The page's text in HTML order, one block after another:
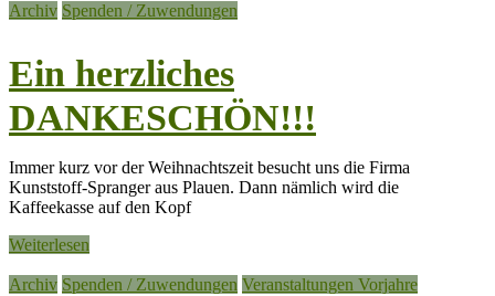
Archiv Spenden / Zuwendungen
Ein herzliches
DANKESCHÖN!!!
Immer kurz vor der Weihnachtszeit besucht uns die Firma
Kunststoff-Spranger aus Plauen. Dann nämlich wird die
Kaffeekasse auf den Kopf
Weiterlesen
Archiv Spenden / Zuwendungen Veranstaltungen Vorjahre